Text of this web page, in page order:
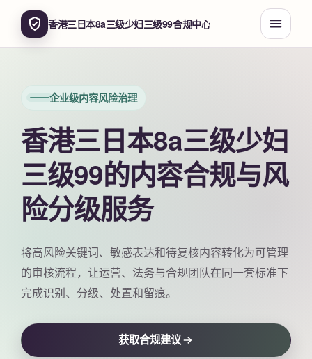
香港三日本8a三级少妇三级99合规中心
企业级内容风险治理
香港三日本8a三级少妇
三级99的内容合规与风
险分级服务
将高风险关键词、敏感表达和待复核内容转化为可管理
的审核流程，让运营、法务与合规团队在同一套标准下
完成识别、分级、处置和留痕。
获取合规建议